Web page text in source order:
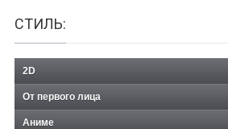
СТИЛЬ:
2D
От первого лица
Аниме